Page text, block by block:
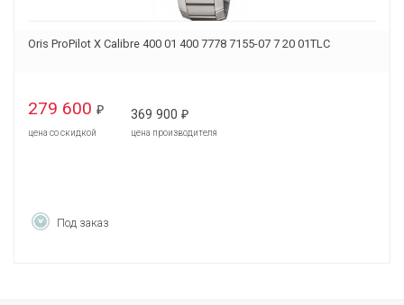
Oris ProPilot X Calibre 400 01 400 7778 7155-07 7 20 01TLC
279 600 ₽
цена со скидкой
369 900 ₽
цена производителя
Под заказ